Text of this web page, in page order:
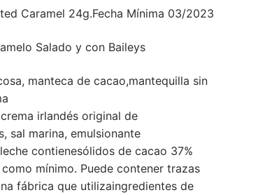
Caramel 24g.Fecha Mínima 03/2023
Salado y con Baileys
manteca de cacao,mantequilla sin
irlandés original de
sal marina, emulsionante
contienesólidos de cacao 37%
mínimo. Puede contener trazas
fábrica que utilizaingredientes de